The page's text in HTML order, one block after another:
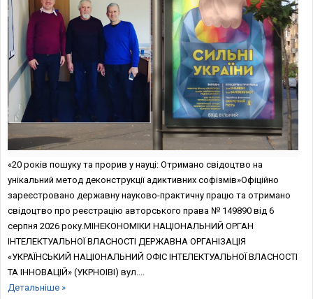
«20 років пошуку та прорив у науці: Отримано свідоцтво на
унікальний метод деконструкції адиктивних софізмів»Офіційно
зареєстровано державну науково-практичну працю та отримано
свідоцтво про реєстрацію авторського права № 149890 від 6
серпня 2026 року.МІНЕКОНОМІКИ НАЦІОНАЛЬНИЙ ОРГАН
ІНТЕЛЕКТУАЛЬНОЇ ВЛАСНОСТІ ДЕРЖАВНА ОРГАНІЗАЦІЯ
«УКРАЇНСЬКИЙ НАЦІОНАЛЬНИЙ ОФІС ІНТЕЛЕКТУАЛЬНОЇ ВЛАСНОСТІ
ТА ІННОВАЦІЙ» (УКРНОІВІ) вул....
Детальніше »